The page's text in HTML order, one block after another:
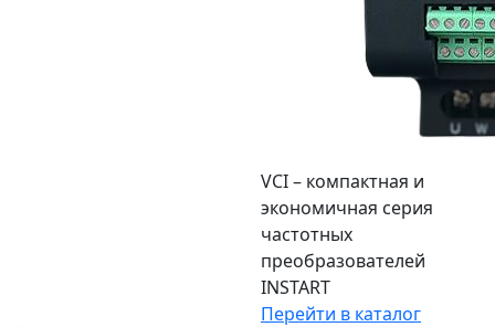
VCI – компактная и
экономичная серия
частотных
преобразователей
INSTART
Перейти в каталог